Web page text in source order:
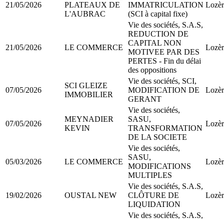
21/05/2026
PLATEAUX DE
L'AUBRAC
IMMATRICULATION
(SCI à capital fixe)
21/05/2026 LE COMMERCE
Vie des sociétés, S.A.S,
REDUCTION DE
CAPITAL NON
MOTIVEE PAR DES
PERTES - Fin du délai
des oppositions
07/05/2026
SCI GLEIZE
IMMOBILIER
Vie des sociétés, SCI,
MODIFICATION DE
GERANT
07/05/2026
MEYNADIER
KEVIN
Vie des sociétés,
SASU,
TRANSFORMATION
DE LA SOCIETE
05/03/2026 LE COMMERCE
Vie des sociétés,
SASU,
MODIFICATIONS
MULTIPLES
19/02/2026 OUSTAL NEW
Vie des sociétés, S.A.S,
CLÔTURE DE
LIQUIDATION
Vie des sociétés, S.A.S,